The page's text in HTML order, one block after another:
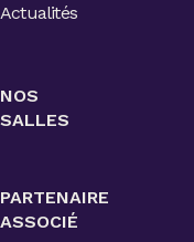
Actualités
NOS
SALLES
PARTENAIRE
ASSOCIÉ